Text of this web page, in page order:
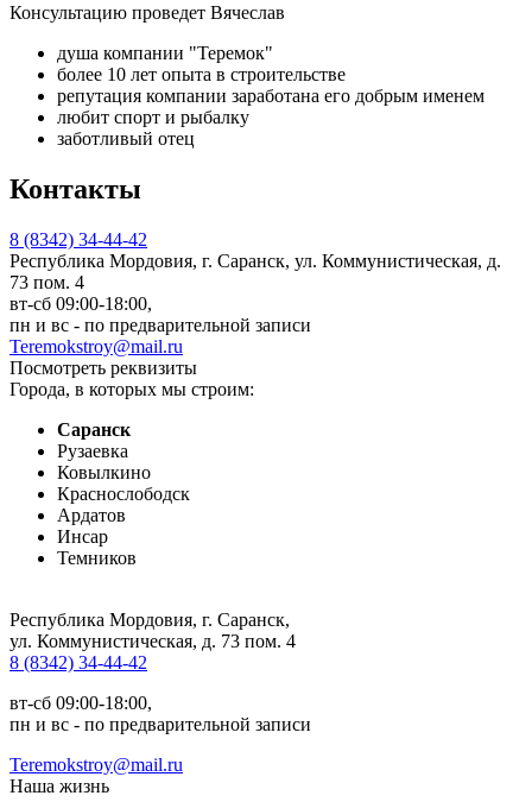
Консультацию проведет Вячеслав
душа компании "Теремок"
более 10 лет опыта в строительстве
репутация компании заработана его добрым именем
любит спорт и рыбалку
заботливый отец
Контакты
8 (8342) 34-44-42
Республика Мордовия, г. Саранск, ул. Коммунистическая, д.
73 пом. 4
вт-сб 09:00-18:00,
пн и вс - по предварительной записи
Teremokstroy@mail.ru
Посмотреть реквизиты
Города, в которых мы строим:
Саранск
Рузаевка
Ковылкино
Краснослободск
Ардатов
Инсар
Темников
Республика Мордовия, г. Саранск,
ул. Коммунистическая, д. 73 пом. 4
8 (8342) 34-44-42
вт-сб 09:00-18:00,
пн и вс - по предварительной записи
Teremokstroy@mail.ru
Наша жизнь